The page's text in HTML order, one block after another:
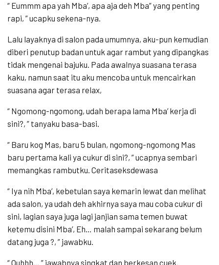
“ Eummm apa yah Mba’, apa aja deh Mba” yang penting
rapi, ” ucapku sekena-nya.
Lalu layaknya di salon pada umumnya, aku-pun kemudian
diberi penutup badan untuk agar rambut yang dipangkas
tidak mengenai bajuku. Pada awalnya suasana terasa
kaku, namun saat itu aku mencoba untuk mencairkan
suasana agar terasa relax,
“ Ngomong-ngomong, udah berapa lama Mba’ kerja di
sini?, ” tanyaku basa-basi.
“ Baru kog Mas, baru 5 bulan, ngomong-ngomong Mas
baru pertama kali ya cukur di sini?, ” ucapnya sembari
memangkas rambutku. Ceritaseksdewasa
“ Iya nih Mba’, kebetulan saya kemarin lewat dan melihat
ada salon, ya udah deh akhirnya saya mau coba cukur di
sini, lagian saya juga lagi janjian sama temen buwat
ketemu disini Mba’, Eh… malah sampai sekarang belum
datang juga ?, ” jawabku.
“ Ouhhh… ” jawabnya singkat dan berkesan cuek.